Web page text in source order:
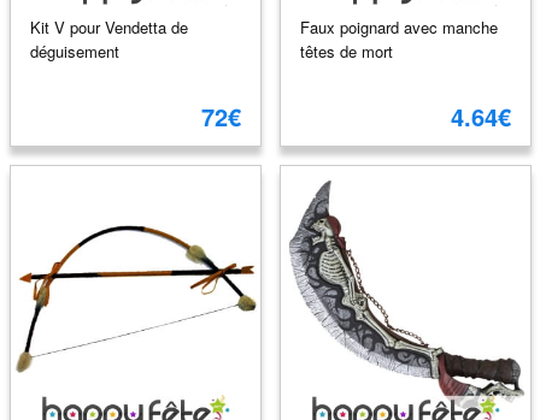
Kit V pour Vendetta de
déguisement
72€
Faux poignard avec manche
têtes de mort
4.64€